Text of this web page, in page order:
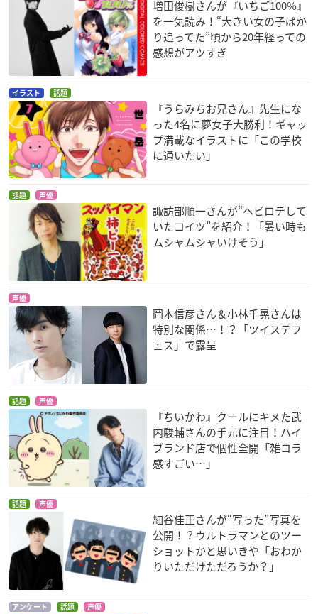
増田俊樹さんが『いちご100%』
を一気読み！“大きい女の子ばか
り追ってた”頃から20年経っての
感想がアツすぎ
イラスト 話題
『うらみちお兄さん』先生にな
った4名に夢女子大勝利！ギャッ
プ満載なイラストに「この学校
に通いたい」
話題 声優
諏訪部順一さんが“ヘビロテして
いたコイツ”を紹介！「暑い時も
ムシャムシャいけそう」
声優
岡本信彦さん＆小林千晃さんは
特別な関係…！？「ツイステフ
ェス」で露呈
話題 声優
『ちいかわ』クールにキメた武
内駿輔さんの手元に注目！ハイ
ブランド店で個性全開「雑コラ
感すごい…」
話題 声優
細谷佳正さんが“写った”写真を
公開！？ウルトラマンとのツー
ショットかと思いきや「おわか
りいただけただろうか？」
アンケート 話題 声優